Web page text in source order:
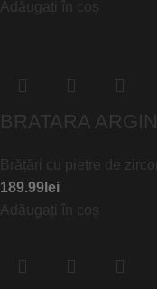
Adăugați în coș
BRATARA
Brățări cu pietre de
189.99 lei
Adăugați în coș